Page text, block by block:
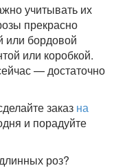
учитывать их
прекрасно
или бордовой
или коробкой.
— достаточно
заказ на
и порадуйте
роз?